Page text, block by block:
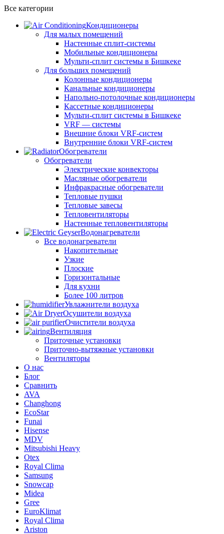
Все категории
Кондиционеры
Для малых помещений
Настенные сплит-системы
Мобильные кондиционеры
Мульти-сплит системы в Бишкеке
Для больших помещений
Колонные кондиционеры
Канальные кондиционеры
Напольно-потолочные кондиционеры
Кассетные кондиционеры
Мульти-сплит системы в Бишкеке
VRF — системы
Внешние блоки VRF-систем
Внутренние блоки VRF-систем
Обогреватели
Обогреватели
Электрические конвекторы
Масляные обогреватели
Инфракрасные обогреватели
Тепловые пушки
Тепловые завесы
Тепловентиляторы
Настенные тепловентиляторы
Водонагреватели
Все водонагреватели
Накопительные
Узкие
Плоские
Горизонтальные
Для кухни
Более 100 литров
Увлажнители воздуха
Осушители воздуха
Очистители воздуха
Вентиляция
Приточные установки
Приточно-вытяжные установки
Вентиляторы
О нас
Блог
Сравнить
AVA
Changhong
EcoStar
Funai
Hisense
MDV
Mitsubishi Heavy
Otex
Royal Clima
Samsung
Snowcap
Midea
Gree
EuroKlimat
Royal Clima
Ariston